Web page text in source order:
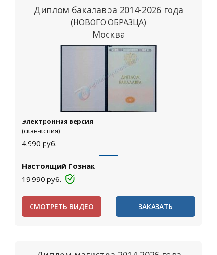
Диплом бакалавра 2014-2026 года
(НОВОГО ОБРАЗЦА)
Москва
Электронная версия
(скан-копия)
4.990 руб.
Настоящий Гознак
19.990 руб.
СМОТРЕТЬ ВИДЕО ЗАКАЗАТЬ